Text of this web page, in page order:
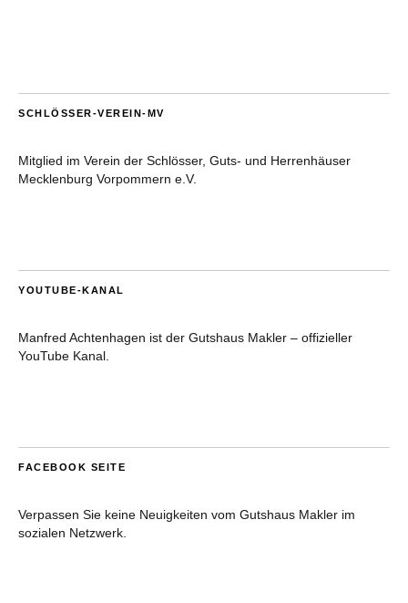
SCHLÖSSER-VEREIN-MV
Mitglied im Verein der Schlösser, Guts- und Herrenhäuser
Mecklenburg Vorpommern e.V.
YOUTUBE-KANAL
Manfred Achtenhagen ist der Gutshaus Makler – offizieller
YouTube Kanal.
FACEBOOK SEITE
Verpassen Sie keine Neuigkeiten vom Gutshaus Makler im
sozialen Netzwerk.